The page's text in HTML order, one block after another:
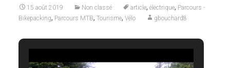
15 août 2019 Non classé article, électrique, Parcours -
Bikepacking, Parcours MTB, Tourisme, Vélo gbouchard8